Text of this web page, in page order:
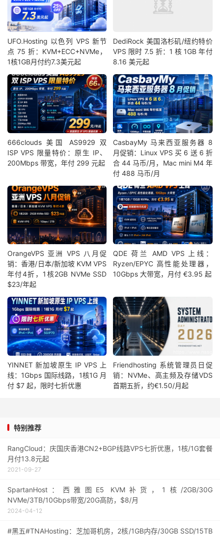
UFO.Hosting 以色列 VPS 新节
点 75 折：KVM+ECC+NVMe，
1核1GB月付约7.3美元起
DediRock 美国洛杉矶/纽约特价
VPS 限时 7.5 折：1 核 1GB 年付
8.16 美元起
666clouds 美国 AS9929 双
ISP VPS 限量特价：原生 IP、
200Mbps 带宽，年付 299 元起
CasbayMy 马来西亚服务器 8
月促销：Linux VPS 买 6 送 6 折
合 44 马币/月，Mac mini M4 年
付 488 马币/月
OrangeVPS 亚洲 VPS 八月促
销：香港/日本/新加坡 KVM VPS
年付4折，1核2GB NVMe SSD
$23/年起
QDE 荷兰 AMD VPS 上线：
Ryzen/EPYC 高性能处理器，
10Gbps 大带宽，月付 €3.95 起
YINNET 新加坡原生 IP VPS 上
线：1Gbps 国际线路，1核1G 月
付 $7 起，限时七折优惠
Friendhosting 系统管理员日促
销：NVMe、高主频及存储VDS
首期五折，约€1.50/月起
特别推荐
RangCloud：庆国庆香港CN2+BGP线路VPS七折优惠，1核/1G套餐
月付13.8元起
2021-09-27
SpartanHost：西雅图E5 KVM补货，1核/2GB/30G
NVMe/3TB/10Gbps带宽/20G高防，$8/月
2024-04-12
#黑五#TNAHosting：芝加哥机房，2核/1GB内存/30GB SSD/15TB